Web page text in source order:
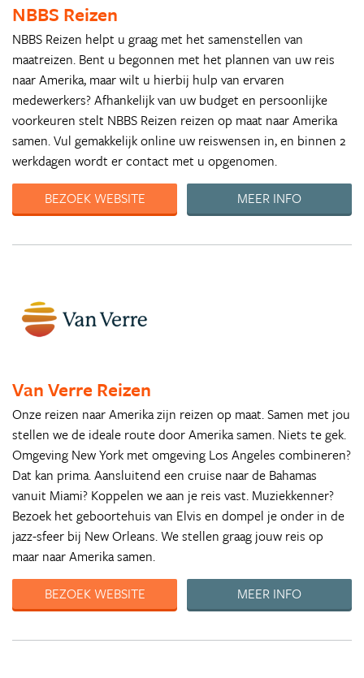
NBBS Reizen
NBBS Reizen helpt u graag met het samenstellen van
maatreizen. Bent u begonnen met het plannen van uw reis
naar Amerika, maar wilt u hierbij hulp van ervaren
medewerkers? Afhankelijk van uw budget en persoonlijke
voorkeuren stelt NBBS Reizen reizen op maat naar Amerika
samen. Vul gemakkelijk online uw reiswensen in, en binnen 2
werkdagen wordt er contact met u opgenomen.
BEZOEK WEBSITE
MEER INFO
Van Verre Reizen
Onze reizen naar Amerika zijn reizen op maat. Samen met jou
stellen we de ideale route door Amerika samen. Niets te gek.
Omgeving New York met omgeving Los Angeles combineren?
Dat kan prima. Aansluitend een cruise naar de Bahamas
vanuit Miami? Koppelen we aan je reis vast. Muziekkenner?
Bezoek het geboortehuis van Elvis en dompel je onder in de
jazz-sfeer bij New Orleans. We stellen graag jouw reis op
maar naar Amerika samen.
BEZOEK WEBSITE
MEER INFO